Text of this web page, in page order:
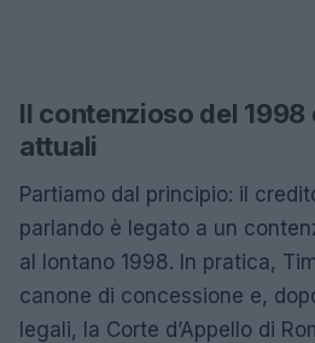
Il contenzioso del
attuali
Partiamo dal principio: il
parlando è legato a un
al lontano 1998. In pratica,
canone di concessione e,
legali, la Corte d’Appello di